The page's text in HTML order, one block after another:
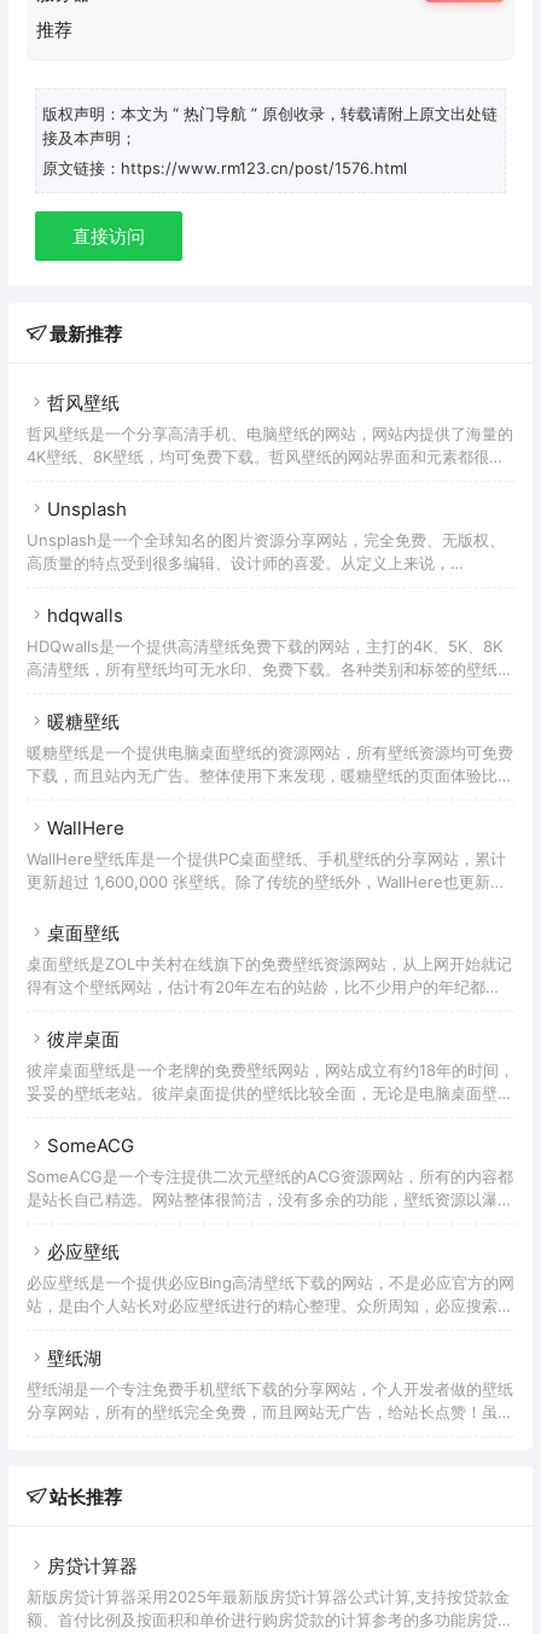
版权声明：本文为 “ 热门导航 ” 原创收录，转载请附上原文出处链
接及本声明；
原文链接：https://www.rm123.cn/post/1576.html
直接访问
最新推荐
哲风壁纸
哲风壁纸是一个分享高清手机、电脑壁纸的网站，网站内提供了海量的
4K壁纸、8K壁纸，均可免费下载。哲风壁纸的网站界面和元素都很
还可以在线预览壁纸效果。你也可以通过筛选功能进行查找，支持按照
时间、热度、颜色、标签、分类等进行筛选。不过在使用过程中还是有
些不方便，虽然哲风壁纸支持搜索功能，但是入口有点深，不容易找
到。除了壁纸外，哲风壁纸还提供了「头像制作」的功能，页面中提供
Unsplash
Unsplash是一个全球知名的图片资源分享网站，完全免费、无版权、
高质量的特点受到很多编辑、设计师的喜爱。从定义上来说，
被很多壁纸APP、用户当作壁纸来使用。虽然Unsplash作为一个全球
网站并不支持中文，但是如果只是正常浏览的话并没有任何障碍，首页
和标签等页面都采用的「瀑布流」的展现形式，只要不停的下滑去浏览
即可。当查看到自己喜欢的图片时，点击图片还能看到相似的图片推
hdqwalls
HDQwalls是一个提供高清壁纸免费下载的网站，主打的4K、5K、8K
高清壁纸，所有壁纸均可无水印、免费下载。各种类别和标签的壁纸都
纸、AI壁纸、动漫壁纸、动物壁纸等等。在HDQwalls分享的每张壁纸
选择，所以无论是手机壁纸还是电脑壁纸、苹果手机还是安卓手机，都
可以很好满足你的壁纸需求。在这里，你可以通过搜索功能查找壁纸，
暖糖壁纸
暖糖壁纸是一个提供电脑桌面壁纸的资源网站，所有壁纸资源均可免费
下载，而且站内无广告。整体使用下来发现，暖糖壁纸的页面体验比较
有下载按钮，不需要再跳转到第二个甚至第三个页面去点击下载按钮，
了专门的页面进行展示，不过这个页面如果能有一个类似首页的总览会
更好一些。
WallHere
WallHere壁纸库是一个提供PC桌面壁纸、手机壁纸的分享网站，累计
更新超过 1,600,000 张壁纸。除了传统的壁纸外，WallHere也更新了
的各种分辨率，非常齐全。尽管WallHere是一个国外的网站，但是对
都可以通过中文进行精准搜索，使用起来没有任何压力。不过游客下载
壁纸需要验证码识别，注册用户则不需要，但是因为WallHere使用的
桌面壁纸
桌面壁纸是ZOL中关村在线旗下的免费壁纸资源网站，从上网开始就记
得有这个壁纸网站，估计有20年左右的站龄，比不少用户的年纪都
早期的电脑桌面壁纸到现在的手机壁纸，这里都有在持续更新。与传统
的壁纸网站不同，桌面壁纸是以「辑」为单位进行更新，每一「辑」都
包含不同数量的同类型壁纸。如果你习惯传统的单张模式，也可以选择
顶部栏目中的「壁纸精选」查看，自由选择比较方便。除了静态壁纸
彼岸桌面
彼岸桌面壁纸是一个老牌的免费壁纸网站，网站成立有约18年的时间，
妥妥的壁纸老站。彼岸桌面提供的壁纸比较全面，无论是电脑桌面壁
是免费下载，绝对的福利网站。彼岸桌面站内的又少许广告，但是不影
高支持4K壁纸下载。不过4K壁纸下载有数量限制，赞助后可以获得更
多下载次数，赞助费用也不贵，30元就可以获得一年的VIP资格。如果
SomeACG
SomeACG是一个专注提供二次元壁纸的ACG资源网站，所有的内容都
是站长自己精选。网站整体很简洁，没有多余的功能，壁纸资源以瀑布
可以通过筛选直接查看。打开壁纸后，直接点击「下载原图」即可，而
SomeACG的所有壁纸资源均免费，喜欢二次元壁纸的童鞋可以多多关
注下SomeACG。
必应壁纸
必应壁纸是一个提供必应Bing高清壁纸下载的网站，不是必应官方的网
站，是由个人站长对必应壁纸进行的精心整理。众所周知，必应搜索的
那么这个网站也不例外，站长对全球、各地区的壁纸按照年份、月份、
持按月打包下载。如果你是付费会员，还可以下载更高分辨率、无水印
的4K壁纸，可以下载未来一段时间内Bing的新壁纸。不过如果没有付
壁纸湖
壁纸湖是一个专注免费手机壁纸下载的分享网站，个人开发者做的壁纸
分享网站，所有的壁纸完全免费，而且网站无广告，给站长点赞！虽然
费用的支持，如果觉得网站使用起来对你有帮助，可以在壁纸湖的相关
站长推荐
房贷计算器
新版房贷计算器采用2025年最新版房贷计算器公式计算,支持按贷款金
额、首付比例及按面积和单价进行购房贷款的计算参考的多功能房贷计